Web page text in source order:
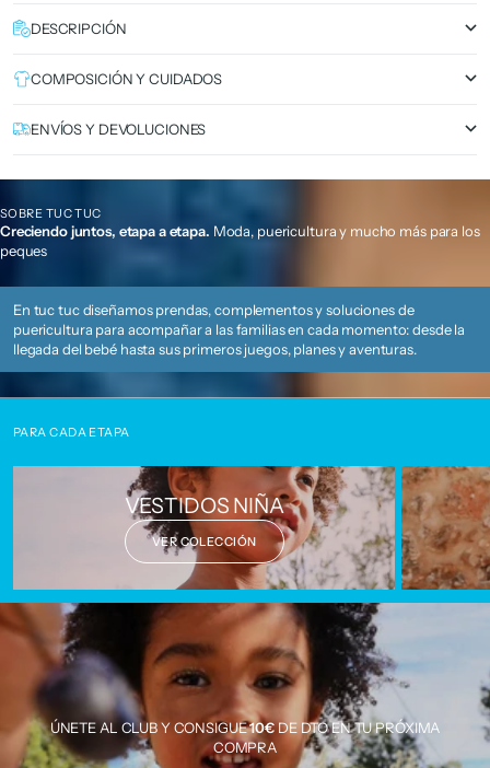
DESCRIPCIÓN
COMPOSICIÓN Y CUIDADOS
ENVÍOS Y DEVOLUCIONES
SOBRE TUC TUC
Creciendo juntos, etapa a etapa. Moda, puericultura y mucho más para los
peques
En tuc tuc diseñamos prendas, complementos y soluciones de
puericultura para acompañar a las familias en cada momento: desde la
llegada del bebé hasta sus primeros juegos, planes y aventuras.
PARA CADA ETAPA
VESTIDOS NIÑA
VER COLECCIÓN
ÚNETE AL CLUB Y CONSIGUE10€DE DTO EN TU PRÓXIMA
COMPRA